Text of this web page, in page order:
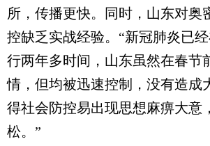
所，传播更快。同时，山东对奥
控缺乏实战经验。“新冠肺炎已
行两年多时间，山东虽然在春节
情，但均被迅速控制，没有造成
得社会防控易出现思想麻痹大意
松。”